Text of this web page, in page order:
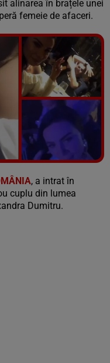
alinarea în brațele unei
femeie de afaceri.
Vezi galeria foto
9 poze
, a intrat în
cuplu din lumea
Dumitru.